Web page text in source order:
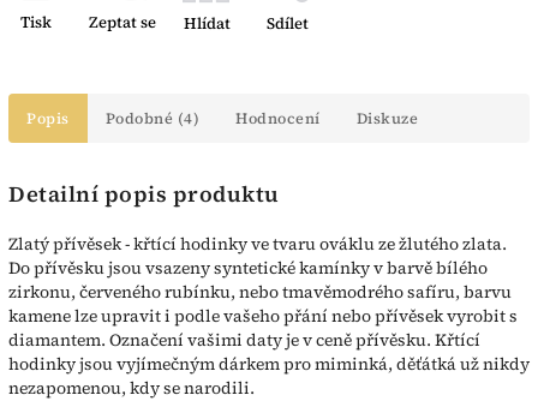
Tisk Zeptat se Hlídat Sdílet
Popis Podobné (4) Hodnocení Diskuze
Detailní popis produktu
Zlatý přívěsek - křtící hodinky ve tvaru ováklu ze žlutého zlata.
Do přívěsku jsou vsazeny syntetické kamínky v barvě bílého
zirkonu, červeného rubínku, nebo tmavěmodrého safíru, barvu
kamene lze upravit i podle vašeho přání nebo přívěsek vyrobit s
diamantem. Označení vašimi daty je v ceně přívěsku. Křtící
hodinky jsou vyjímečným dárkem pro miminká, děťátká už nikdy
nezapomenou, kdy se narodili.